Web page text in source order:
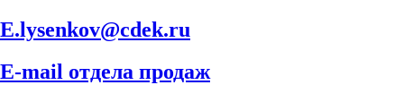
E.lysenkov@cdek.ru
E-mail отдела продаж